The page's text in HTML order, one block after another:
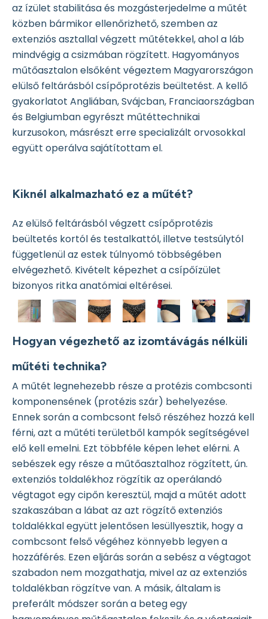
az ízület stabilitása és mozgásterjedelme a műtét
közben bármikor ellenőrizhető, szemben az
extenziós asztallal végzett műtétekkel, ahol a láb
mindvégig a csizmában rögzített. Hagyományos
műtőasztalon elsőként végeztem Magyarországon
elülső feltárásból csípőprotézis beültetést. A kellő
gyakorlatot Angliában, Svájcban, Franciaországban
és Belgiumban egyrészt műtéttechnikai
kurzusokon, másrészt erre specializált orvosokkal
együtt operálva sajátítottam el.
Kiknél alkalmazható ez a műtét?
Az elülső feltárásból végzett csípőprotézis
beültetés kortól és testalkattól, illetve testsúlytól
függetlenül az estek túlnyomó többségében
elvégezhető. Kivételt képezhet a csípőízület
bizonyos ritka anatómiai eltérései.
Hogyan végezhető az izomtávágás nélküli
műtéti technika?
A műtét legnehezebb része a protézis combcsonti
komponensének (protézis szár) behelyezése.
Ennek során a combcsont felső részéhez hozzá kell
férni, azt a műtéti területből kampók segítségével
elő kell emelni. Ezt többféle képen lehet elérni. A
sebészek egy része a műtőasztalhoz rögzített, ún.
extenziós toldalékhoz rögzítik az operálandó
végtagot egy cipőn keresztül, majd a műtét adott
szakaszában a lábat az azt rögzítő extenziós
toldalékkal együtt jelentősen lesüllyesztik, hogy a
combcsont felső végéhez könnyebb legyen a
hozzáférés. Ezen eljárás során a sebész a végtagot
szabadon nem mozgathatja, mivel az az extenziós
toldalékban rögzítve van. A másik, általam is
preferált módszer során a beteg egy